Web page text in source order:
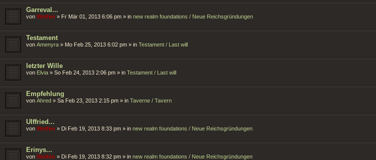
Garreval...
von Wolfen » Fr Mär 01, 2013 6:06 pm » in new realm foundations / Neue Reichsgründungen
Testament
von Amenyra » Mo Feb 25, 2013 6:02 pm » in Testament / Last will
letzter Wille
von Elvia » So Feb 24, 2013 2:06 pm » in Testament / Last will
Empfehlung
von Ahred » Sa Feb 23, 2013 2:15 pm » in Taverne / Tavern
Ulffried...
von Wolfen » Di Feb 19, 2013 8:33 pm » in new realm foundations / Neue Reichsgründungen
Erinys...
von Wolfen » Di Feb 19, 2013 8:32 pm » in new realm foundations / Neue Reichsgründungen